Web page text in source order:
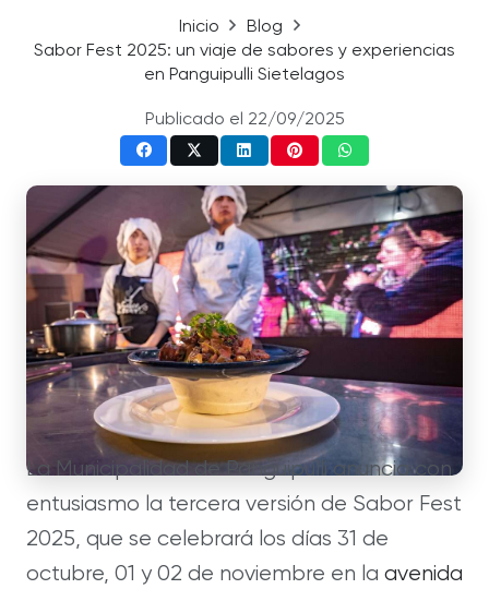
Inicio
Blog
Sabor Fest 2025: un viaje de sabores y experiencias
en Panguipulli Sietelagos
Publicado el 22/09/2025
La Municipalidad de Panguipulli anuncia con
entusiasmo la tercera versión de Sabor Fest
2025, que se celebrará los días 31 de
octubre, 01 y 02 de noviembre en la avenida